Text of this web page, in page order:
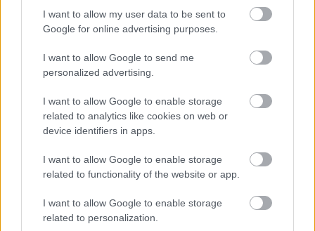
I want to allow my user data to be sent to
Google for online advertising purposes.
I want to allow Google to send me
personalized advertising.
I want to allow Google to enable storage
related to analytics like cookies on web or
device identifiers in apps.
I want to allow Google to enable storage
related to functionality of the website or app.
I want to allow Google to enable storage
related to personalization.
Mitől katasztrofális a világ 50
legjobb étterme díj?
világevő•2015. június 06.